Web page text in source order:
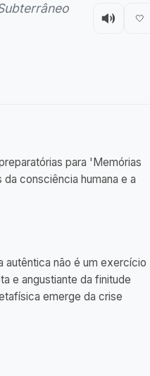
🤍
para 'Memórias
consciência humana e a
autêntica não é um exercício
e angustiante da finitude
emerge da crise